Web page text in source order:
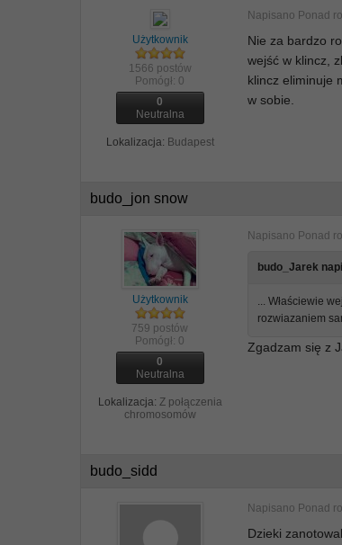
Użytkownik
1566 postów
Pomógł: 0
0
Neutralna
Lokalizacja: Budapest
Napisano Ponad
Nie za bardzo
wejść w klincz,
klincz eliminuje
w sobie.
budo_jon snow
Użytkownik
759 postów
Pomógł: 0
0
Neutralna
Lokalizacja: Z połączenia
chromosomów
Napisano Ponad
budo_Jarek
... Właściewie
rozwiazaniem
Zgadzam się z
budo_sidd
Napisano Ponad
Dzieki